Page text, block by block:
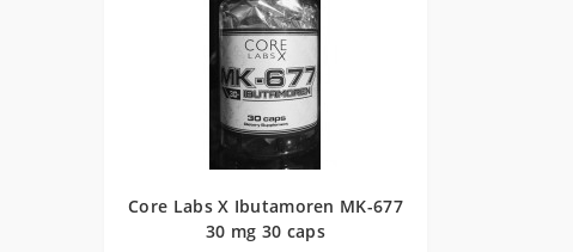
Core Labs X Ibutamoren MK-677
30 mg 30 caps